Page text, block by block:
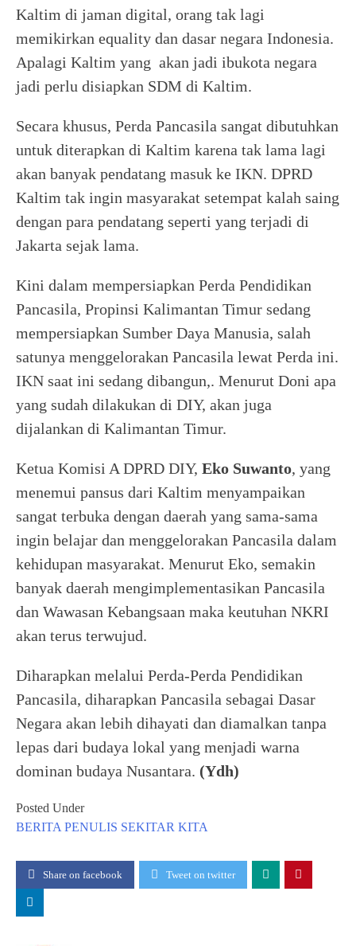
Kaltim di jaman digital, orang tak lagi
memikirkan equality dan dasar negara Indonesia.
Apalagi Kaltim yang akan jadi ibukota negara
jadi perlu disiapkan SDM di Kaltim.
Secara khusus, Perda Pancasila sangat dibutuhkan
untuk diterapkan di Kaltim karena tak lama lagi
akan banyak pendatang masuk ke IKN. DPRD
Kaltim tak ingin masyarakat setempat kalah saing
dengan para pendatang seperti yang terjadi di
Jakarta sejak lama.
Kini dalam mempersiapkan Perda Pendidikan
Pancasila, Propinsi Kalimantan Timur sedang
mempersiapkan Sumber Daya Manusia, salah
satunya menggelorakan Pancasila lewat Perda ini.
IKN saat ini sedang dibangun,. Menurut Doni apa
yang sudah dilakukan di DIY, akan juga
dijalankan di Kalimantan Timur.
Ketua Komisi A DPRD DIY, Eko Suwanto, yang
menemui pansus dari Kaltim menyampaikan
sangat terbuka dengan daerah yang sama-sama
ingin belajar dan menggelorakan Pancasila dalam
kehidupan masyarakat. Menurut Eko, semakin
banyak daerah mengimplementasikan Pancasila
dan Wawasan Kebangsaan maka keutuhan NKRI
akan terus terwujud.
Diharapkan melalui Perda-Perda Pendidikan
Pancasila, diharapkan Pancasila sebagai Dasar
Negara akan lebih dihayati dan diamalkan tanpa
lepas dari budaya lokal yang menjadi warna
dominan budaya Nusantara. (Ydh)
Posted Under
BERITA PENULIS SEKITAR KITA
Share on facebook Tweet on twitter